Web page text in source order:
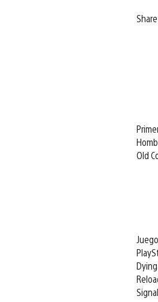
Old